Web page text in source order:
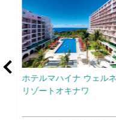
ホテルマハイナ ウェル
リゾートオキナワ